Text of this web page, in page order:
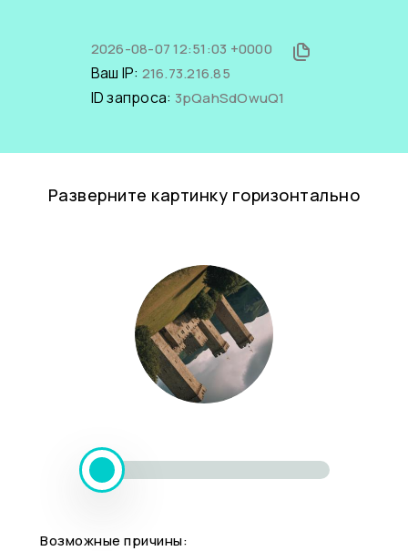
2026-08-07 12:51:03 +0000
Ваш IP: 216.73.216.85
ID запроса: 3pQahSdOwuQ1
Разверните картинку горизонтально
Возможные причины: